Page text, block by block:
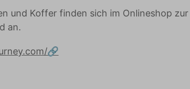
und Koffer finden sich im Onlineshop
an.